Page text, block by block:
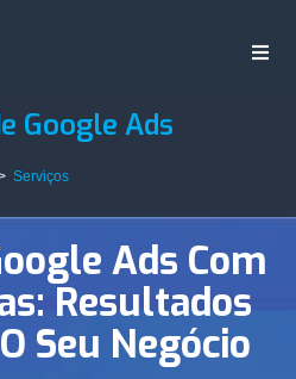
Google Ads
Serviços
Ads Com
Resultados
Seu Negócio